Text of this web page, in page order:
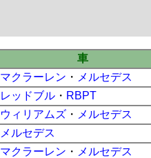
車
マクラーレン ・ メルセデス
レッドブル ・ RBPT
ウィリアムズ ・ メルセデス
メルセデス
マクラーレン ・ メルセデス